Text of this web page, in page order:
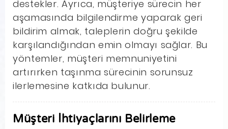
destekler. Ayrıca, müşteriye sürecin her
aşamasında bilgilendirme yaparak geri
bildirim almak, taleplerin doğru şekilde
karşılandığından emin olmayı sağlar. Bu
yöntemler, müşteri memnuniyetini
artırırken taşınma sürecinin sorunsuz
ilerlemesine katkıda bulunur.
Müşteri İhtiyaçlarını Belirleme